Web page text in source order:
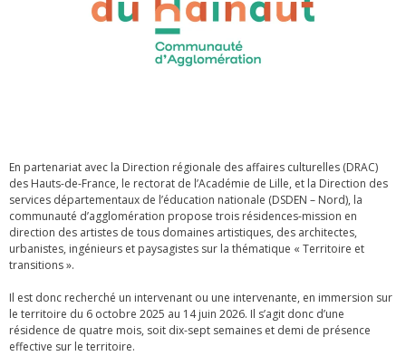
En partenariat avec la Direction régionale des affaires culturelles (DRAC)
des Hauts-de-France, le rectorat de l’Académie de Lille, et la Direction des
services départementaux de l’éducation nationale (DSDEN – Nord), la
communauté d’agglomération propose trois résidences-mission en
direction des artistes de tous domaines artistiques, des architectes,
urbanistes, ingénieurs et paysagistes sur la thématique « Territoire et
transitions ».
Il est donc recherché un intervenant ou une intervenante, en immersion sur
le territoire du 6 octobre 2025 au 14 juin 2026. Il s’agit donc d’une
résidence de quatre mois, soit dix-sept semaines et demi de présence
effective sur le territoire.